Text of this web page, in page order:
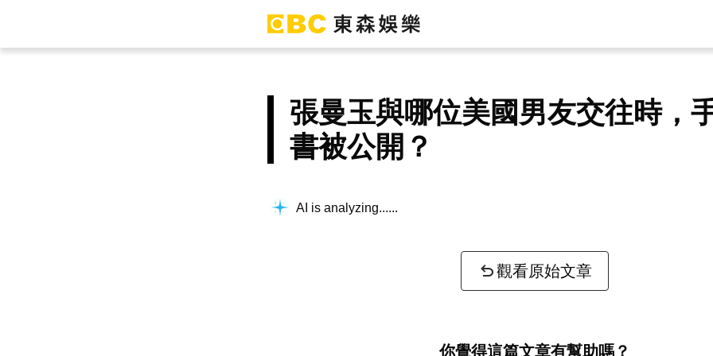
張曼玉與哪位美國男友交往時，
書被公開？
AI is analyzing...
觀看原始文章
你覺得這篇文章有幫助嗎？